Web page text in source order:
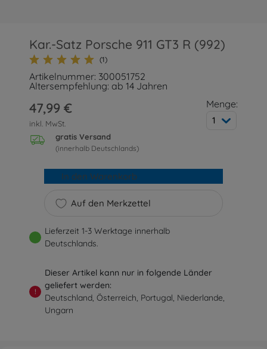
Kar.-Satz Porsche 911 GT3 R (992)
(1)
Artikelnummer: 300051752
Altersempfehlung: ab 14 Jahren
47,99 €
inkl. MwSt.
gratis Versand
(innerhalb Deutschlands)
Menge:
1
Auf den Merkzettel
In den Warenkorb
Lieferzeit 1-3 Werktage innerhalb
Deutschlands.
!
Dieser Artikel kann nur in folgende Länder
geliefert werden:
Deutschland, Österreich, Portugal, Niederlande,
Ungarn